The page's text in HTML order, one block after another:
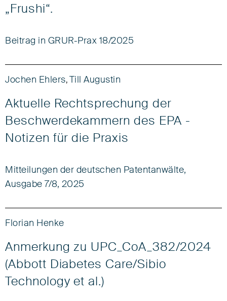
„Frushi“.
Beitrag in GRUR-Prax 18/2025
Jochen Ehlers, Till Augustin
Aktuelle Rechtsprechung der
Beschwerdekammern des EPA -
Notizen für die Praxis
Mitteilungen der deutschen Patentanwälte,
Ausgabe 7/8, 2025
Florian Henke
Anmerkung zu UPC_CoA_382/2024
(Abbott Diabetes Care/Sibio
Technology et al.)